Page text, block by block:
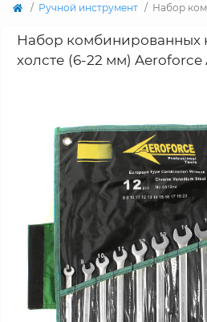
Ручной инструмент Набор
Набор комбинированных
холсте (6-22 мм) Aeroforce